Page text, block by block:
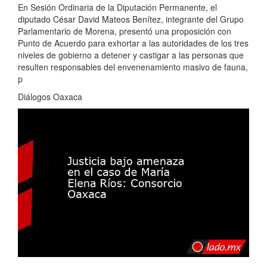
En Sesión Ordinaria de la Diputación Permanente, el
diputado César David Mateos Benítez, integrante del Grupo
Parlamentario de Morena, presentó una proposición con
Punto de Acuerdo para exhortar a las autoridades de los tres
niveles de gobierno a detener y castigar a las personas que
resulten responsables del envenenamiento masivo de fauna,
p
Diálogos Oaxaca